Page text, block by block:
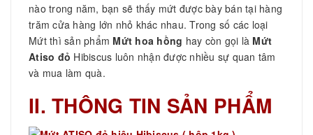
nào trong năm, bạn sẽ thấy mứt được bày bán tại hàng
trăm cửa hàng lớn nhỏ khác nhau. Trong số các loại
Mứt thì sản phẩm Mứt hoa hồng hay còn gọi là Mứt
Atiso đỏ Hibiscus luôn nhận được nhiều sự quan tâm
và mua làm quà.
II. THÔNG TIN SẢN PHẨM